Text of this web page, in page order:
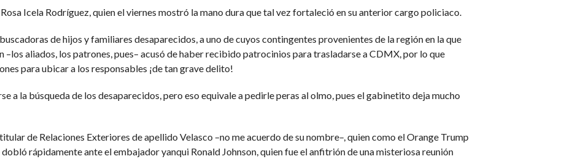
Icela Rodríguez, quien el viernes mostró la mano dura que tal vez fortaleció en su anterior cargo policiaco.
de hijos y familiares desaparecidos, a uno de cuyos contingentes provenientes de la región en la que
–los aliados, los patrones, pues– acusó de haber recibido patrocinios para trasladarse a CDMX, por lo que
para ubicar a los responsables ¡de tan grave delito!
a la búsqueda de los desaparecidos, pero eso equivale a pedirle peras al olmo, pues el gabinetito deja mucho
de Relaciones Exteriores de apellido Velasco –no me acuerdo de su nombre–, quien como el Orange Trump
rápidamente ante el embajador yanqui Ronald Johnson, quien fue el anfitrión de una misteriosa reunión